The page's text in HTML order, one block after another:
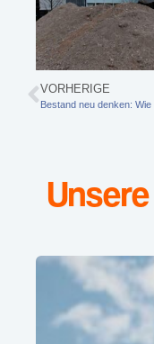
VORHERIGE